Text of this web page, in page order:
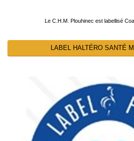
Le C.H.M. Plouhinec est labellisé
LABEL HALTÉRO SANTÉ